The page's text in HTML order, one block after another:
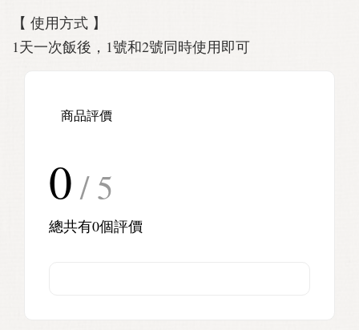
【 使用方式 】
1天一次飯後，1號和2號同時使用即可
商品評價
0 / 5
總共有0個評價